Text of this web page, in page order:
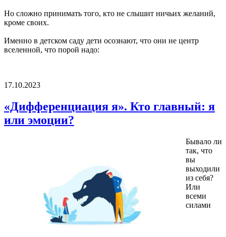
Но сложно принимать того, кто не слышит ничьих желаний,
кроме своих.
Именно в детском саду дети осознают, что они не центр
вселенной, что порой надо:
17.10.2023
«Дифференциация я». Кто главный: я
или эмоции?
Бывало ли
так, что
вы
выходили
из себя?
Или
всеми
силами